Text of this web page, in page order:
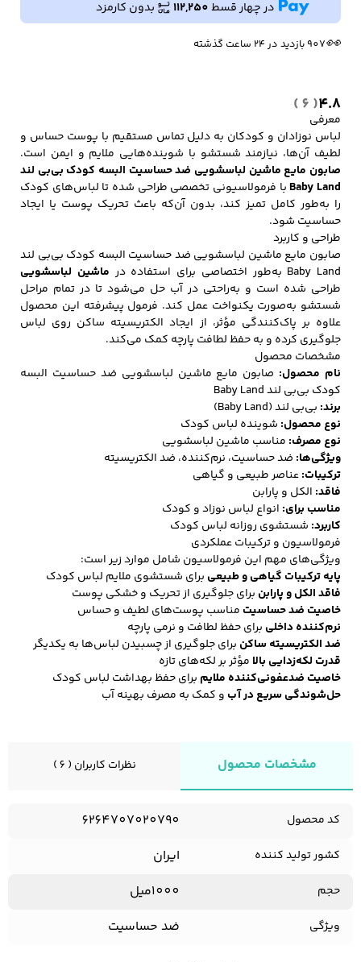
لباس زیر و راحتی
مردانه
لباس زیر مردانه لباس راحتی مردانه
4.8
( 6 )
معرفی
لباس نوزادان و کودکان به دلیل تماس مستقیم با پوست حساس و
لطیف آن‌ها، نیازمند شستشو با شوینده‌هایی ملایم و ایمن است.
صابون مایع ماشین لباسشویی ضد حساسیت البسه کودک بی‌بی‌ لند
Baby Landبا فرمولاسیونی تخصصی طراحی شده تا لباس‌های کودک
را به‌طور کامل تمیز کند، بدون آن‌که باعث تحریک پوست یا ایجاد
حساسیت شود.
طراحی و کاربرد
صابون مایع ماشین لباسشویی ضد حساسیت البسه کودک بی‌بی‌ لند
Baby Land به‌طور اختصاصی برای استفاده در
ماشین لباسشویی
طراحی شده است و به‌راحتی در آب حل می‌شود تا در تمام مراحل
شستشو به‌صورت یکنواخت عمل کند. فرمول پیشرفته این محصول
علاوه بر پاک‌کنندگی مؤثر، از ایجاد الکتریسیته ساکن روی لباس
جلوگیری کرده و به حفظ لطافت پارچه کمک می‌کند.
مشخصات محصول
نام محصول: صابون مایع ماشین لباسشویی ضد حساسیت البسه
کودک بی‌بی‌ لند Baby Land
برند: بی‌بی‌ لند (Baby Land)
نوع محصول: شوینده لباس کودک
نوع مصرف: مناسب ماشین لباسشویی
ویژگی‌ها: ضد حساسیت، نرم‌کننده، ضد الکتریسیته
ترکیبات:عناصر طبیعی و گیاهی
فاقد: الکل و پارابن
مناسب برای: انواع لباس نوزاد و کودک
کاربرد: شستشوی روزانه لباس کودک
فرمولاسیون و ترکیبات عملکردی
ویژگی‌های مهم این فرمولاسیون شامل موارد زیر است:
پایه ترکیبات گیاهی و طبیعی برای شستشوی ملایم لباس کودک
فاقد الکل و پارابن برای جلوگیری از تحریک و خشکی پوست
خاصیت ضد حساسیت مناسب پوست‌های لطیف و حساس
نرم‌کننده داخلی برای حفظ لطافت و نرمی پارچه
ضد الکتریسیته ساکن برای جلوگیری از چسبیدن لباس‌ها به یکدیگر
قدرت لکه‌زدایی بالا مؤثر بر لکه‌های تازه
خاصیت ضدعفونی‌کننده ملایم برای حفظ بهداشت لباس کودک
حل‌شوندگی سریع در آب و کمک به مصرف بهینه آب
کودک
در چهار قسط112,250 بدون کارمزد 🔥
👀907 بازدید در ۲۴ ساعت گذشته
مشخصات محصول نظرات کاربران ( 6 )
کد محصول 6264707020790
کشور تولید کننده ایران
حجم 1000میل
ویژگی ضد حساسیت